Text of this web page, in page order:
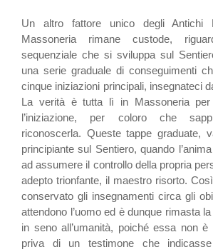
Un altro fattore unico degli
Massoneria rimane custode,
sequenziale che si sviluppa sul
una serie graduale di conseguimenti
cinque iniziazioni principali, insegnateci
La verità è tutta lì in Massoneria per
l’iniziazione, per coloro che
riconoscerla. Queste tappe graduate,
principiante sul Sentiero, quando l’anima
ad assumere il controllo della propria
adepto trionfante, il maestro risorto.
conservato gli insegnamenti circa gli
attendono l’uomo ed è dunque rimasta
in seno all’umanità, poiché essa non
priva di un testimone che